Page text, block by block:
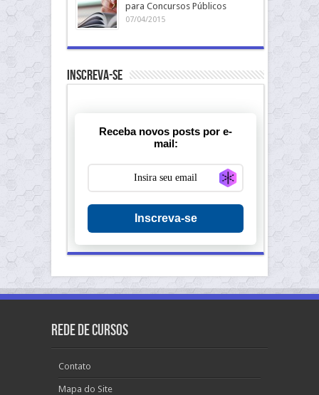
para Concursos Públicos
07/04/2015
Inscreva-se
Receba novos posts por e-
mail:
Generate new
Inscreva-se
Rede de Cursos
Contato
Mapa do Site